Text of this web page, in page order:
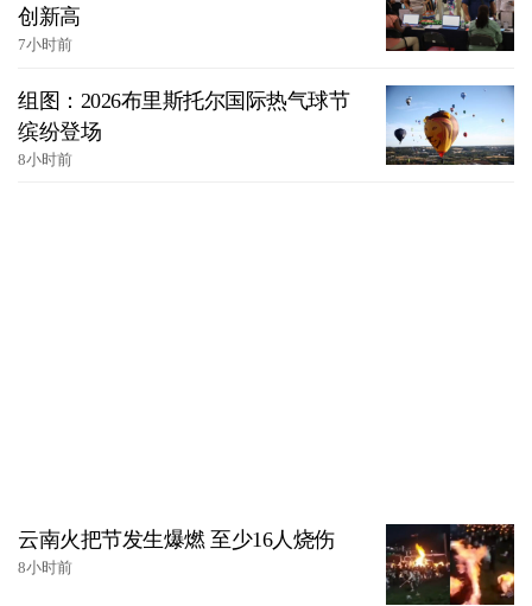
创新高
7小时前
组图：2026布里斯托尔国际热气球节
缤纷登场
8小时前
云南火把节发生爆燃 至少16人烧伤
8小时前